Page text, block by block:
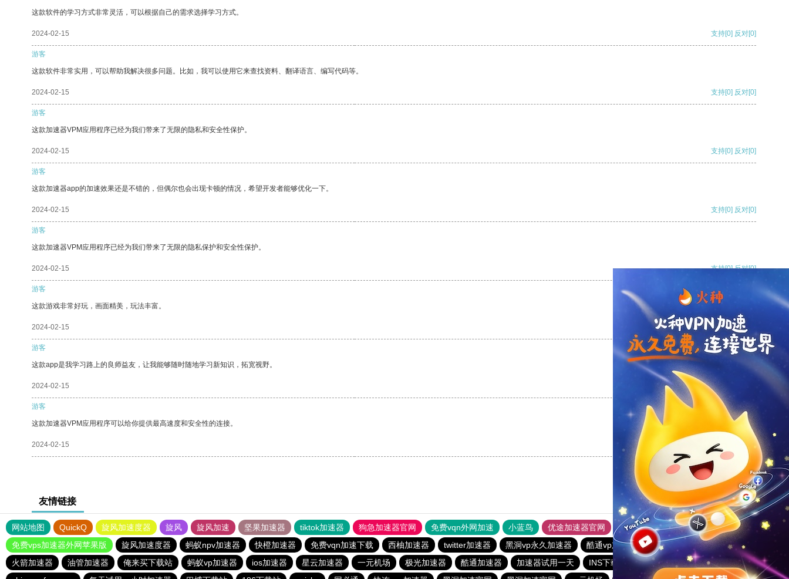
这款软件的学习方式非常灵活，可以根据自己的需求选择学习方式。
2024-02-15 支持[0] 反对[0]
游客
这款软件非常实用，可以帮助我解决很多问题。比如，我可以使用它来查找资料、翻译语言、编写代码等。
2024-02-15 支持[0] 反对[0]
游客
这款加速器VPM应用程序已经为我们带来了无限的隐私和安全性保护。
2024-02-15 支持[0] 反对[0]
游客
这款加速器app的加速效果还是不错的，但偶尔也会出现卡顿的情况，希望开发者能够优化一下。
2024-02-15 支持[0] 反对[0]
游客
这款加速器VPM应用程序已经为我们带来了无限的隐私保护和安全性保护。
2024-02-15 支持[0] 反对[0]
游客
这款游戏非常好玩，画面精美，玩法丰富。
2024-02-15 支持[0] 反对
游客
这款app是我学习路上的良师益友，让我能够随时随地学习新知识，拓宽视野。
2024-02-15 支持
游客
这款加速器VPM应用程序可以给你提供最高速度和安全性的连接。
2024-02-15 支持 反对 [0]
友情链接
网站地图 QuickQ 旋风加速度器 旋风 旋风加速 坚果加速器 tiktok加速器 狗急加速器官网 免费vqn外网加速 小蓝鸟 优途加速器官网 风驰加速器 旋风加速器
八戒看书
免费vps加速器外网苹果版
旋风加速度器 蚂蚁npv加速器 快橙加速器 免费vqn加速下载 西柚加速器 twitter加速器 黑洞vp永久加速器 酷通vp加速器
油管加速器永久免费版
火箭加速器
油管加速器 俺来买下载站 蚂蚁vp加速器 ios加速器 星云加速器 一元机场 极光加速器 酷通加速器 加速器试用一天 INS下载站 6513下载站
vqn加速